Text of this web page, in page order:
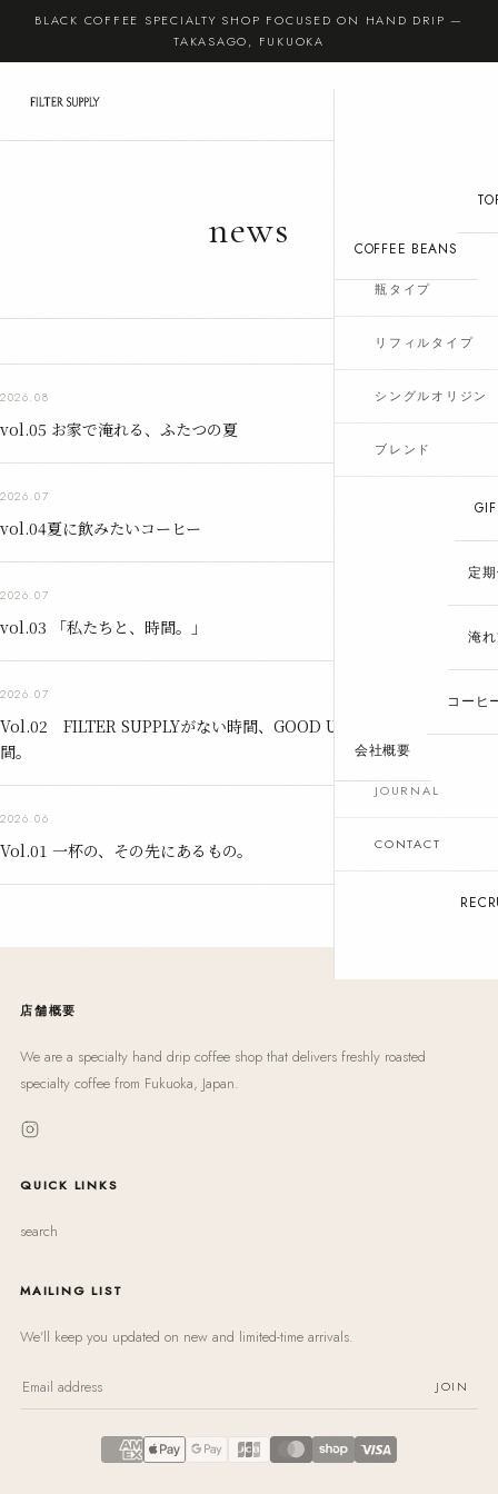
BLACK COFFEE SPECIALTY SHOP FOCUSED ON HAND DRIP —
TAKASAGO, FUKUOKA
COFFEE BEANS
瓶タイプ
リフィルタイプ
シングルオリジン
ブレンド
定
淹
コーヒ
会社概要
JOURNAL
CONTACT
news
2026.08
vol.05 お家で淹れる、ふたつの夏
READ MORE
2026.07
vol.04夏に飲みたいコーヒー
2026.07
vol.03 「私たちと、時間。」
2026.07
Vol.02 FILTER SUPPLYがない時間、GOOD UP COFFEEという時
間。
2026.06
Vol.01 一杯の、その先にあるもの。
店舗概要
We are a specialty hand drip coffee shop that delivers freshly roasted
specialty coffee from Fukuoka, Japan.
QUICK LINKS
search
MAILING LIST
We'll keep you updated on new and limited-time arrivals.
JOIN